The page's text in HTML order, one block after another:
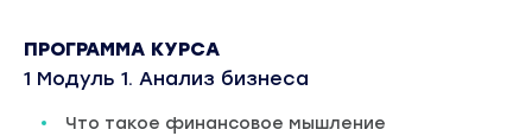
ПРОГРАММА КУРСА
1 Модуль 1. Анализ бизнеса
Что такое финансовое мышление